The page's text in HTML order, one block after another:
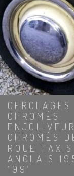
CERCLAGES
CHROMÉS
CHROMÉS
ROUE TAXIS
ANGLAIS
1991